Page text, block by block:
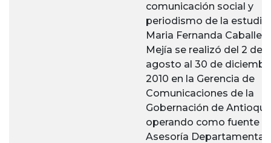
comunicación social y
periodismo de la
Maria Fernanda
Mejía se realizó del 2 de
agosto al 30 de
2010 en la Gerencia de
Comunicaciones de la
Gobernación de
operando como fuente
Asesoría Departamental